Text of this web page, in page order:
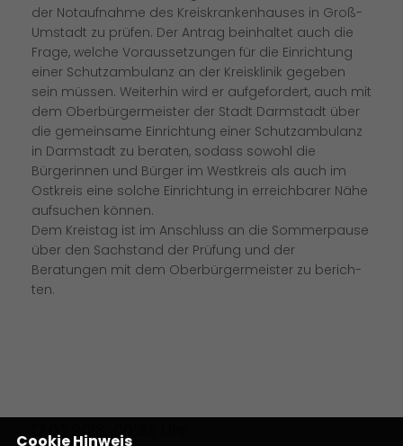
der Notaufnahme des Kreiskrankenhauses in Groß-
Umstadt zu prüfen. Der Antrag beinhaltet auch die
Frage, welche Voraussetzungen für die Einrichtung
einer Schutzambulanz an der Kreisklinik gegeben
sein müssen. Weiterhin wird er aufgefordert, auch mit
dem Oberbürgermeister der Stadt Darmstadt über
die gemeinsame Einrichtung einer Schutzambulanz
in Darmstadt zu beraten, sodass sowohl die
Bürgerinnen und Bürger im Westkreis als auch im
Ostkreis eine solche Einrichtung in erreichbarer Nähe
aufsuchen können.
Dem Kreistag ist im Anschluss an die Sommerpause
über den Sachstand der Prüfung und der
Beratungen mit dem Oberbürgermeister zu berich-
ten.
17.03.2018, 00:33 Uhr
Cookie Hinweis